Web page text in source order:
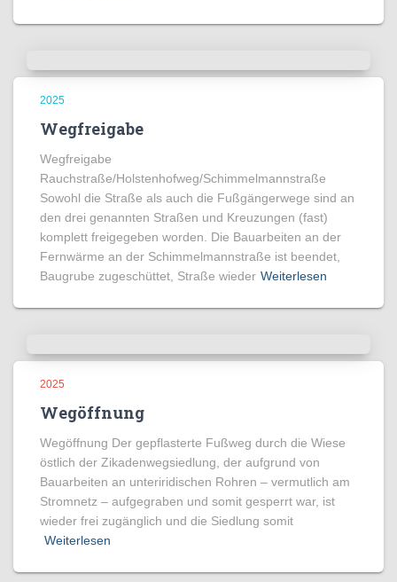
2025
Wegfreigabe
Wegfreigabe
Rauchstraße/Holstenhofweg/Schimmelmannstraße
Sowohl die Straße als auch die Fußgängerwege sind an
den drei genannten Straßen und Kreuzungen (fast)
komplett freigegeben worden. Die Bauarbeiten an der
Fernwärme an der Schimmelmannstraße ist beendet,
Baugrube zugeschüttet, Straße wieder Weiterlesen
2025
Wegöffnung
Wegöffnung Der gepflasterte Fußweg durch die Wiese
östlich der Zikadenwegsiedlung, der aufgrund von
Bauarbeiten an unteriridischen Rohren – vermutlich am
Stromnetz – aufgegraben und somit gesperrt war, ist
wieder frei zugänglich und die Siedlung somit
Weiterlesen